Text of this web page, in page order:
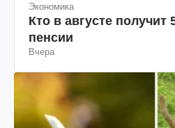
Экономика
Кто в августе получит
пенсии
Вчера